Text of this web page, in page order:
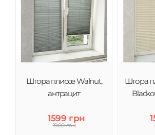
Штора плиссе Walnut,
антрацит
1599 грн
1900 грн
Штора